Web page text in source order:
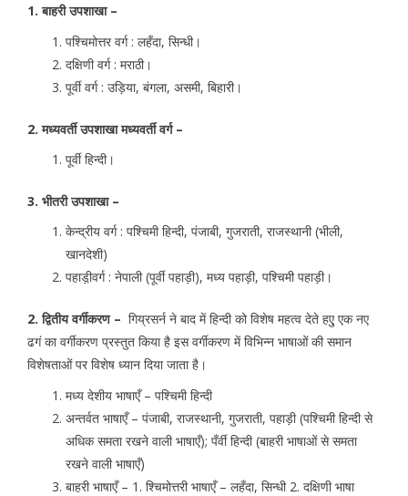
1. बाहरी उपशाखा –
पश्चिमोत्तर वर्ग : लहँदा, सिन्धी।
दक्षिणी वर्ग : मराठी।
पूर्वी वर्ग : उड़िया, बंगला, असमी, बिहारी।
2. मध्यवर्ती उपशाखा मध्यवर्ती वर्ग –
पूर्वी हिन्दी।
3. भीतरी उपशाखा –
केन्द्रीय वर्ग : पश्चिमी हिन्दी, पंजाबी, गुजराती, राजस्थानी (भीली,
खानदेशी)
पहाड़ी़वर्ग : नेपाली (पूर्वी पहाड़ी), मध्य पहाड़ी, पश्चिमी पहाड़ी।
2. द्वितीय वर्गीकरण – गिय्रसर्न ने बाद में हिन्दी को विशेष महत्व देते हएु एक नए
ढगं का वर्गीकरण प्रस्तुत किया है इस वर्गीकरण में विभिन्न भाषाओं की समान
विशेषताओं पर विशेष ध्यान दिया जाता है।
मध्य देशीय भाषाएँ – पश्चिमी हिन्दी
अन्तर्वत भाषाएँ – पंजाबी, राजस्थानी, गुजराती, पहाड़ी (पश्चिमी हिन्दी से
अधिक समता रखने वाली भाषाएँ); पँर्वी हिन्दी (बाहरी भाषाओं से समता
रखने वाली भाषाएँ)
बाहरी भाषाएँ – 1. श्चिमोत्तरी भाषाएँ – लहँदा, सिन्धी 2. दक्षिणी भाषा